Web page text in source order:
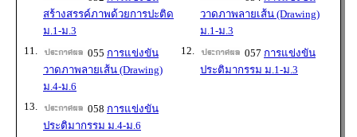
สร้างสรรค์ภาพด้วยการปะติด
ม.1-ม.3
วาดภาพลายเส้น (Drawing)
ม.1-ม.3
11.
055 การแข่งขัน
วาดภาพลายเส้น (Drawing)
ม.4-ม.6
12. 057 การแข่งขัน
ประติมากรรม ม.1-ม.3
13. 058 การแข่งขัน
ประติมากรรม ม.4-ม.6